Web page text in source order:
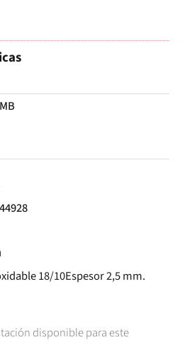
18/10Espesor 2,5 mm.
disponible para este